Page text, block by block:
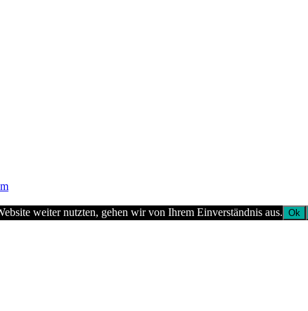
weiter nutzten, gehen wir von Ihrem Einverständnis aus. Ok